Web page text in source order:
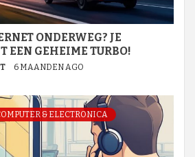
ONDERWEG? JE
EEN GEHEIME TURBO!
6 MAANDEN AGO
& ELECTRONICA